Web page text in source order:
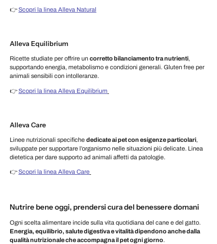
👉Scopri la linea Alleva Natural
Alleva Equilibrium
Ricette studiate per offrire un corretto bilanciamento tra nutrienti,
supportando energia, metabolismo e condizioni generali. Gluten free per
animali sensibili con intolleranze.
👉Scopri la linea Alleva Equilibrium
Alleva Care
Linee nutrizionali specifiche dedicate ai pet con esigenze particolari,
sviluppate per supportare l’organismo nelle situazioni più delicate. Linea
dietetica per dare supporto ad animali affetti da patologie.
👉Scopri la linea Alleva Care
Nutrire bene oggi, prendersi cura del benessere domani
Ogni scelta alimentare incide sulla vita quotidiana del cane e del gatto.
Energia, equilibrio, salute digestiva e vitalità dipendono anche dalla
qualità nutrizionale che accompagna il pet ogni giorno.